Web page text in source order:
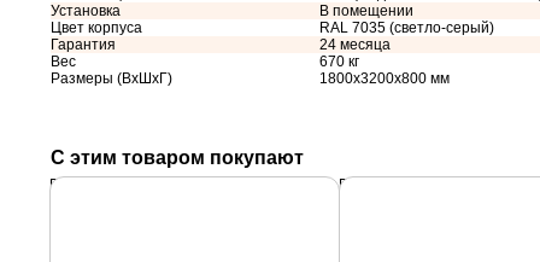
Установка
В помещении
Цвет корпуса
RAL 7035 (светло-серый)
Гарантия
24 месяца
Вес
670 кг
Размеры (ВхШхГ)
1800х3200х800 мм
С этим товаром покупают
Подробнее Подробнее